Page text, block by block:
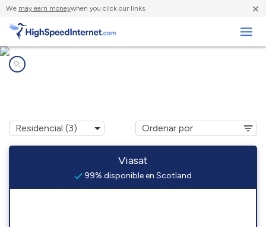
We may earn moneywhen you click our links. ×
Viasat
99% disponible en Scotland